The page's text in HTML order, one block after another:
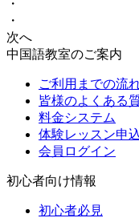
・
・
次へ
中国語教室のご案内
ご利用までの流
皆様のよくある
料金システム
体験レッスン申
会員ログイン
初心者向け情報
初心者必見